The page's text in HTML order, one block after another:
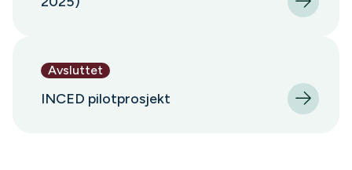
Avsluttet
INCED pilotprosjekt